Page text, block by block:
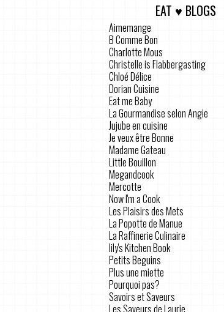
EAT ♥ BLOGS
Aimemange
B Comme Bon
Charlotte Mous
Christelle is Flabbergasting
Chloé Délice
Dorian Cuisine
Eat me Baby
La Gourmandise selon Angie
Jujube en cuisine
Je veux être Bonne
Madame Gateau
Little Bouillon
Megandcook
Mercotte
Now I'm a Cook
Les Plaisirs des Mets
La Popotte de Manue
La Raffinerie Culinaire
lily's Kitchen Book
Petits Beguins
Plus une miette
Pourquoi pas?
Savoirs et Saveurs
Les Saveurs de Laurie